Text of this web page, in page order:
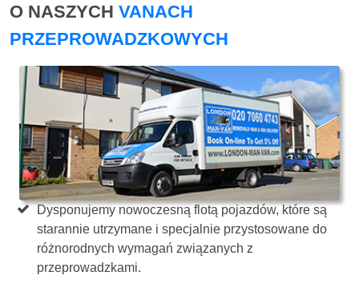
O NASZYCH VANACH
PRZEPROWADZKOWYCH
Dysponujemy nowoczesną flotą pojazdów, które są
starannie utrzymane i specjalnie przystosowane do
różnorodnych wymagań związanych z
przeprowadzkami.